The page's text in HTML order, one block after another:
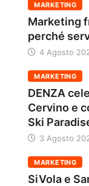
MARKETING
Marketing
perché
4 Agosto
MARKETING
DENZA
Cervino e
Ski
3 Agosto
MARKETING
SiVola e